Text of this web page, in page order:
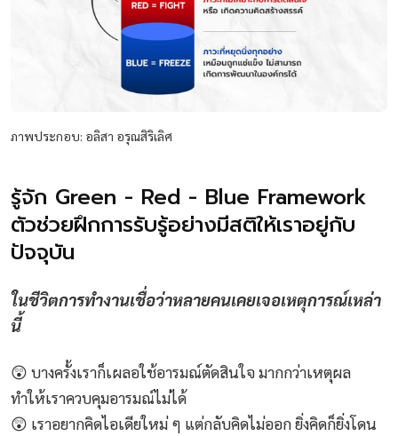
ภาพประกอบ: อลิสา อรุณสิริเลิศ
รู้จัก Green - Red - Blue Framework
ตัวช่วยฝึกการรับรู้อย่างมีสติให้เราอยู่กับ
ปัจจุบัน
ในชีวิตการทำงานเชื่อว่าหลายคนเคยเจอเหตุการณ์เหล่า
นี้
😲 บางครั้งเราก็เผลอใช้อารมณ์ตัดสินใจ มากกว่าเหตุผล
ทำให้เราควบคุมอารมณ์ไม่ได้
😲 เราอยากคิดไอเดียใหม่ ๆ แต่กลับคิดไม่ออก ยิ่งคิดก็ยิ่งโดน